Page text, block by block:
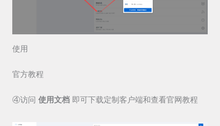
使用
官方教程
④访问使用文档 即可下载定制客户端和查看官网教程